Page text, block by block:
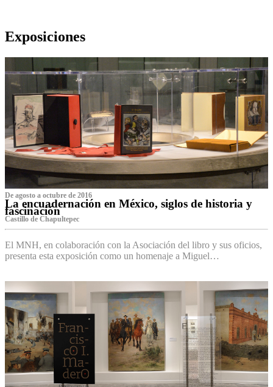
Exposiciones
De agosto a octubre de 2016
La encuadernación en México, siglos de historia y
fascinación
Castillo de Chapultepec
El MNH, en colaboración con la Asociación del libro y sus oficios,
presenta esta exposición como un homenaje a Miguel…